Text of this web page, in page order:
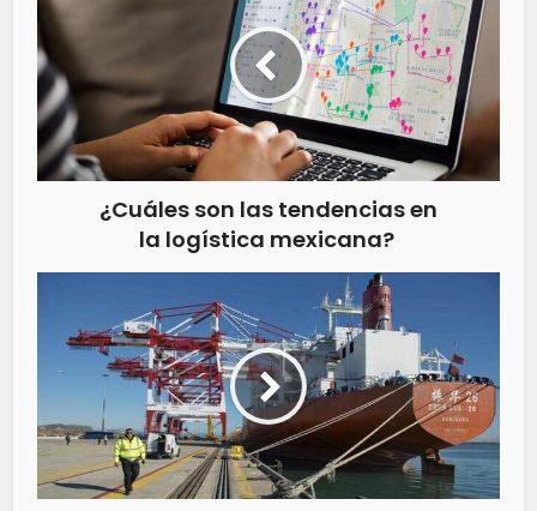
¿Cuáles son las tendencias en
la logística mexicana?